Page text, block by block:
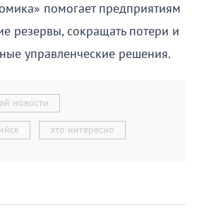
помогает предприятиям
резервы, сокращать потери и
управленческие решения.
новости
это интересно